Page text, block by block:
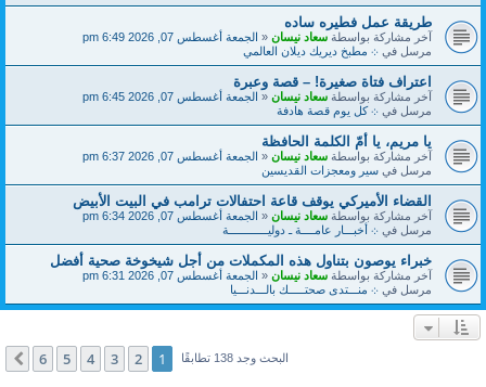
طريقة عمل فطيره ساده
آخر مشاركة بواسطةسعاد نيسان«الجمعة أغسطس 07, 2026 6:49 pm
مرسل في܀ مطبخ ديريك ديلان العالمي
اعتراف فتاة صغيرة! – قصة وعبرة
آخر مشاركة بواسطةسعاد نيسان«الجمعة أغسطس 07, 2026 6:45 pm
مرسل في܀ كل يوم قصة هادفة
يا مريم، يا أمّ الكلمة الحافظة
آخر مشاركة بواسطةسعاد نيسان«الجمعة أغسطس 07, 2026 6:37 pm
مرسل فيسير ومعجزات القديسين
القضاء الأميركي يوقف قاعة احتفالات ترامب في البيت الأبيض
آخر مشاركة بواسطةسعاد نيسان«الجمعة أغسطس 07, 2026 6:34 pm
مرسل في܀ أخبـــار عامــــة ـ دوليــــــــــــة
خبراء يوصون بتناول هذه المكملات من أجل شيخوخة صحية أفضل
آخر مشاركة بواسطةسعاد نيسان«الجمعة أغسطس 07, 2026 6:31 pm
مرسل في܀ منـــتدى صحتـــــك بالـــدنـــيا
البحث وجد 138 تطابقًا 1
2
3
4
5
6 التالي